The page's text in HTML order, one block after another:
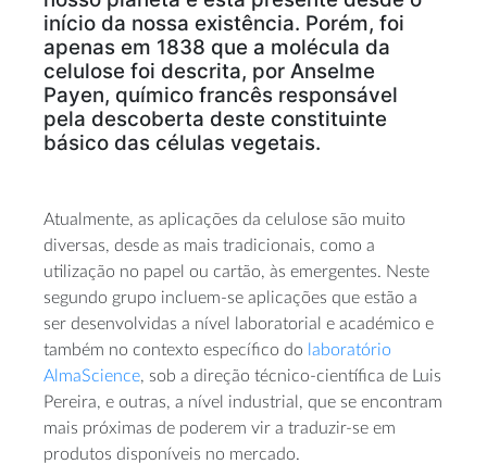
início da nossa existência. Porém, foi
apenas em 1838 que a molécula da
celulose foi descrita, por Anselme
Payen, químico francês responsável
pela descoberta deste constituinte
básico das células vegetais.
Atualmente, as aplicações da celulose são muito
diversas, desde as mais tradicionais, como a
utilização no papel ou cartão, às emergentes. Neste
segundo grupo incluem-se aplicações que estão a
ser desenvolvidas a nível laboratorial e académico e
também no contexto específico do laboratório
AlmaScience, sob a direção técnico-científica de Luis
Pereira, e outras, a nível industrial, que se encontram
mais próximas de poderem vir a traduzir-se em
produtos disponíveis no mercado.